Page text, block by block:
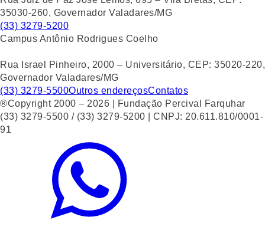
35030-260, Governador Valadares/MG
(33) 3279-5200
Campus Antônio Rodrigues Coelho
Rua Israel Pinheiro, 2000 – Universitário, CEP: 35020-220,
Governador Valadares/MG
(33) 3279-5500Outros endereçosContatos
®Copyright 2000 – 2026 | Fundação Percival Farquhar
(33) 3279-5500 / (33) 3279-5200 | CNPJ: 20.611.810/0001-
91